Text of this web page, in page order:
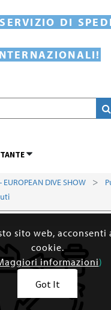
DI
DIVE SHOW
sito web,
cookie.
informazioni)
Got It